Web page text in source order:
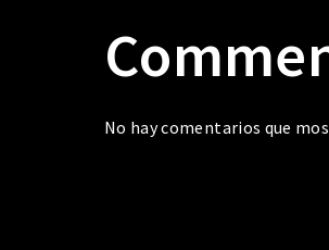
No hay comentarios que